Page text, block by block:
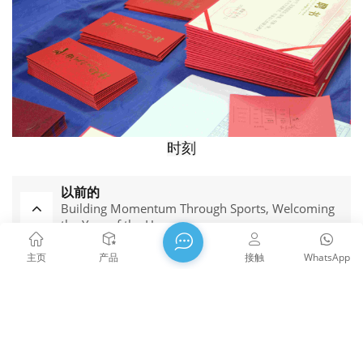
时刻
以前的
Building Momentum Through Sports, Welcoming
the Year of the Horse
下一个
主页 产品 WhatsApp
接触